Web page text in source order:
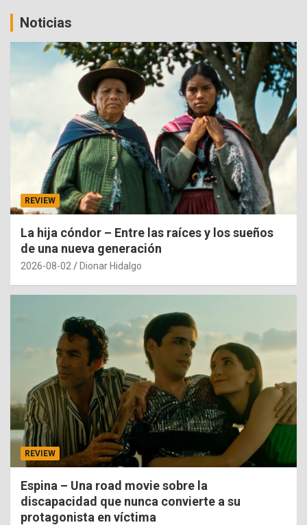
Noticias
REVIEW
La hija cóndor – Entre las raíces y los sueños
de una nueva generación
2026-08-02 Dionar Hidalgo
REVIEW
Espina – Una road movie sobre la
discapacidad que nunca convierte a su
protagonista en víctima